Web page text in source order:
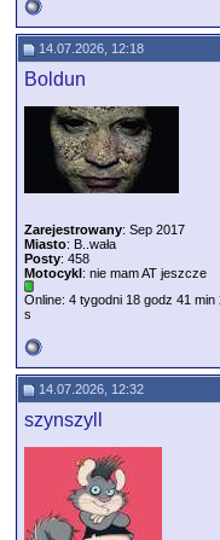
14.07.2026, 12:18
Boldun
Zarejestrowany: Sep 2017
Miasto: B..wała
Posty: 458
Motocykl: nie mam AT jeszcze
Online: 4 tygodni 18 godz 41 min
s
14.07.2026, 12:32
szynszyll